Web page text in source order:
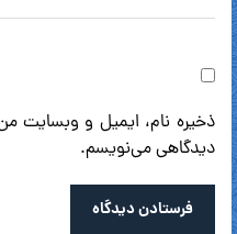
ذخیره نام، ایمیل و وبسایت من
دیدگاهی می‌نویسم.
فرستادن دیدگاه